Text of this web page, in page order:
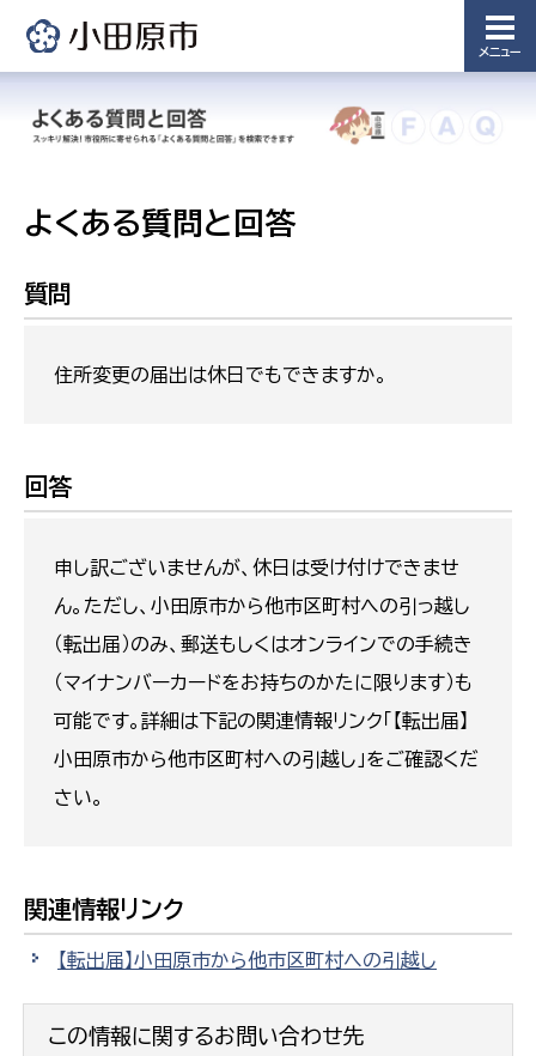
メニュー
よくある質問と回答
質問
住所変更の届出は休日でもできますか。
回答
申し訳ございませんが、休日は受け付けできませ
ん。ただし、小田原市から他市区町村への引っ越し
（転出届）のみ、郵送もしくはオンラインでの手続き
（マイナンバーカードをお持ちのかたに限ります）も
可能です。詳細は下記の関連情報リンク「【転出届】
小田原市から他市区町村への引越し」をご確認くだ
さい。
関連情報リンク
【転出届】小田原市から他市区町村への引越し
この情報に関するお問い合わせ先